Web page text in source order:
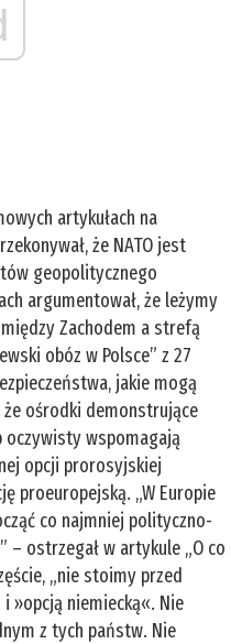
artykułach na
że NATO jest
geopolitycznego
argumentował, że leżymy
Zachodem a strefą
obóz w Polsce” z 27
jakie mogą
że ośrodki demonstrujące
oczywisty wspomagają
opcji prorosyjskiej
proeuropejską. „W Europie
co najmniej polityczno-
ostrzegał w artykule „O co
„nie stoimy przed
»opcją niemiecką«. Nie
z tych państw. Nie